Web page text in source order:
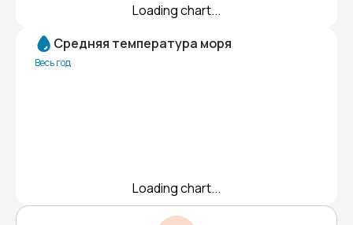
Loading chart...
Средняя температура моря
Весь год
Loading chart...